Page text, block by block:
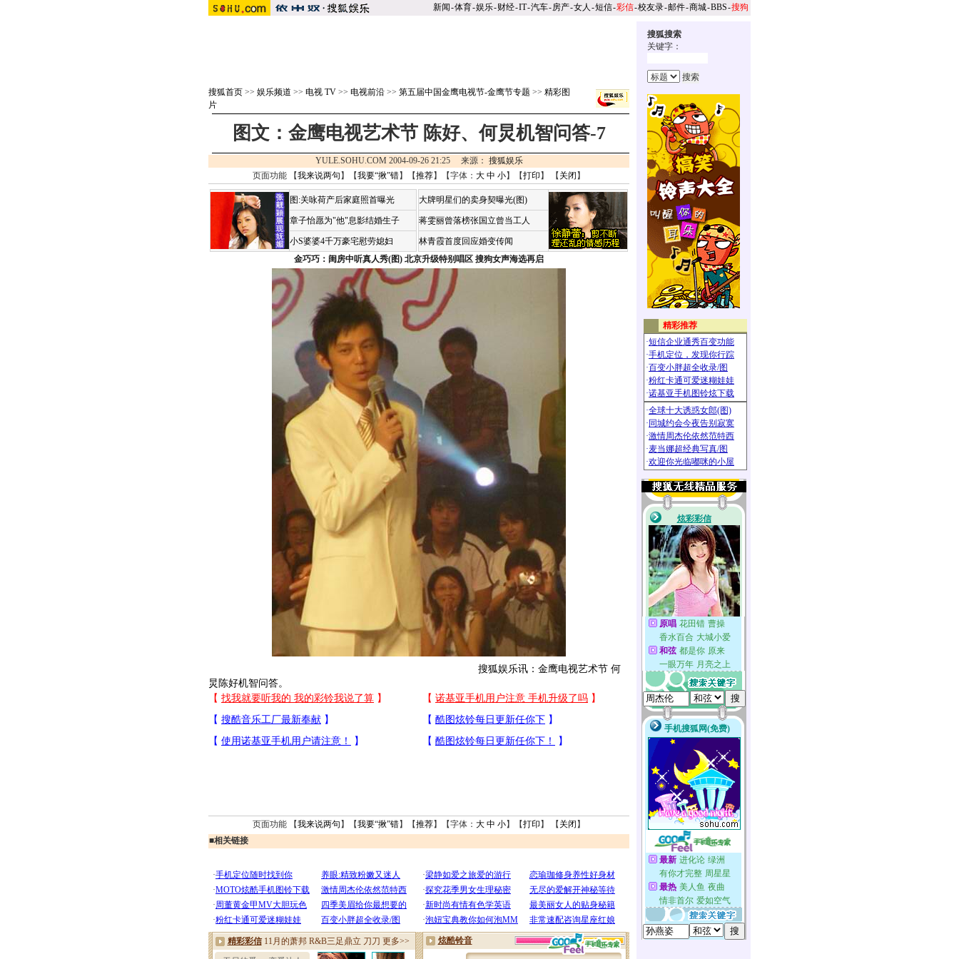
新闻-体育-娱乐-财经-IT-汽车-房产-女人 -短信-彩信-校友录-邮件-商城-BBS-搜狗
搜狐首页 >> 娱乐频道 >> 电视 TV >> 电视前沿 >> 第五届中国金鹰电视节-金鹰节专题 >> 精彩图
片
图文：金鹰电视艺术节 陈好、何炅机智问答-7
YULE.SOHU.COM 2004-09-26 21:25 来源： 搜狐娱乐
页面功能 【我来说两句 】【我要“揪”错】【推荐】【字体： 大 中 小】【打印 】 【 关闭 】
图:关咏荷产后家庭照首曝光
章子怡愿为"他"息影结婚生子
小S婆婆4千万豪宅慰劳媳妇
大牌明星们的卖身契曝光(图)
蒋雯丽曾落榜张国立曾当工人
林青霞首度回应婚变传闻
金巧巧：闺房中听真人秀(图) 北京升级特别唱区 搜狗女声海选再启
搜狐娱乐讯：金鹰电视艺术节 何
炅陈好机智问答。
页面功能 【我来说两句 】【我要“揪”错】【推荐】【字体： 大 中 小】【打印 】 【 关闭 】
■相关链接
搜狐搜索
关键字：